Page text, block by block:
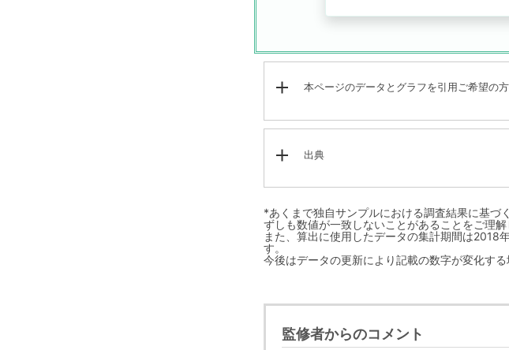
本ページのデータとグラフを引用ご希望の
出典
*あくまで独自サンプルにおける調査結果に基づ
ずしも数値が一致しないことがあることをご理解
また、算出に使用したデータの集計期間は2018
す。
今後はデータの更新により記載の数字が変化す
監修者からのコメント